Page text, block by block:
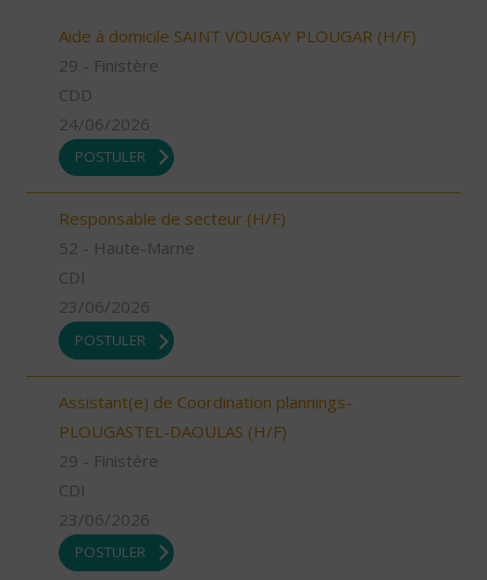
Aide à domicile SAINT VOUGAY PLOUGAR (H/F)
29 - Finistère
CDD
24/06/2026
POSTULER
Responsable de secteur (H/F)
52 - Haute-Marne
CDI
23/06/2026
POSTULER
Assistant(e) de Coordination plannings-
PLOUGASTEL-DAOULAS (H/F)
29 - Finistère
CDI
23/06/2026
POSTULER